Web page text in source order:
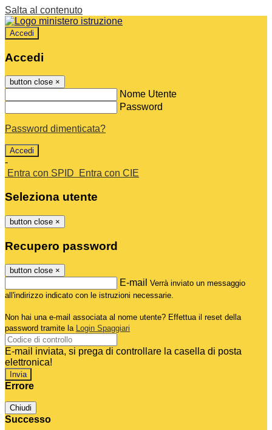
Salta al contenuto
Accedi
Accedi
button close ×
Nome Utente
Password
Password dimenticata?
-
Entra con SPID
Entra con CIE
Seleziona utente
button close ×
Recupero password
button close ×
E-mail Verrà inviato un messaggio
all'indirizzo indicato con le istruzioni necessarie.
Non hai una e-mail associata al nome utente? Effettua il reset della
password tramite la Login Spaggiari
E-mail inviata, si prega di controllare la casella di posta
elettronica!
Errore
Chiudi
Successo